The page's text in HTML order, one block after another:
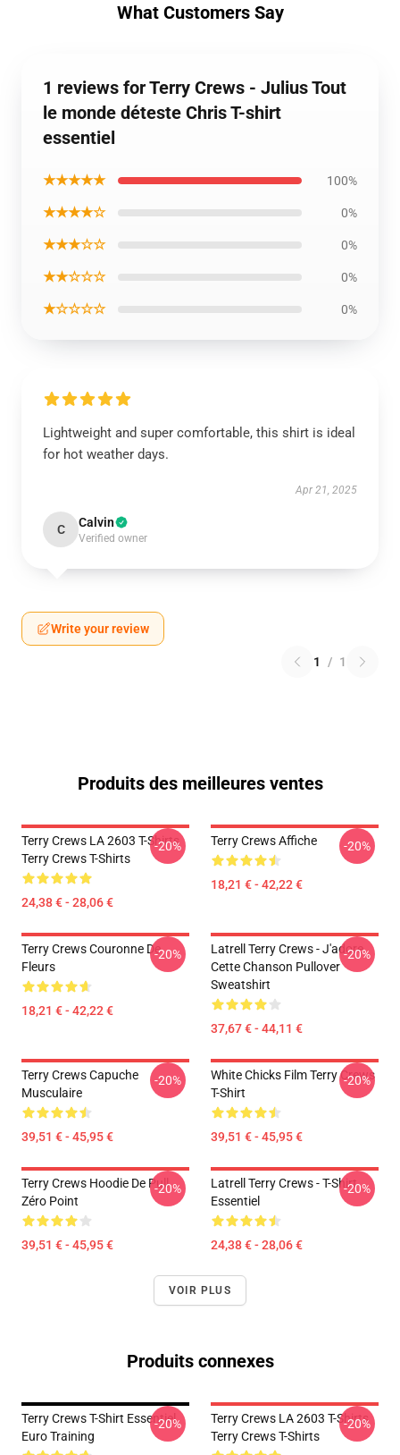
What Customers Say
1 reviews for Terry Crews - Julius Tout
le monde déteste Chris T-shirt
essentiel
★★★★★ 100%
★★★★☆ 0%
★★★☆☆ 0%
★★☆☆☆ 0%
★☆☆☆☆ 0%
Lightweight and super comfortable, this shirt is ideal
for hot weather days.
Apr 21, 2025
C Calvin
Verified owner
Write your review
1 / 1
Produits des meilleures ventes
Terry Crews LA 2603 T-Shirts
Terry Crews T-Shirts
24,38 € - 28,06 €
-20% Terry Crews Affiche
18,21 € - 42,22 €
-20%
Terry Crews Couronne De
Fleurs
18,21 € - 42,22 €
-20%
Latrell Terry Crews - J'adore
Cette Chanson Pullover
Sweatshirt
37,67 € - 44,11 €
-20%
Terry Crews Capuche
Musculaire
39,51 € - 45,95 €
-20%
White Chicks Film Terry Crews
T-Shirt
39,51 € - 45,95 €
-20%
Terry Crews Hoodie De Pull
Zéro Point
39,51 € - 45,95 €
-20%
Latrell Terry Crews - T-Shirt
Essentiel
24,38 € - 28,06 €
-20%
VOIR PLUS
Produits connexes
Terry Crews T-Shirt Essentiel
Euro Training
-20%
Terry Crews LA 2603 T-Shirts
Terry Crews T-Shirts
-20%